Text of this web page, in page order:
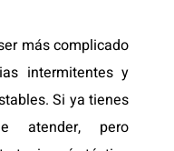
más complicado
intermitentes y
Si ya tienes
atender, pero